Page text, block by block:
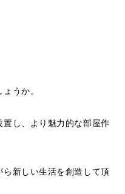
うか。
し、より魅力的な部屋作
新しい生活を創造して頂